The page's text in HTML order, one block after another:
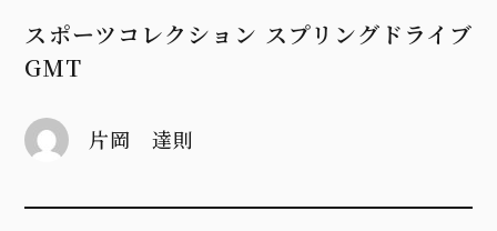
スポーツコレクション スプリングドライブ
GMT
片岡 達則